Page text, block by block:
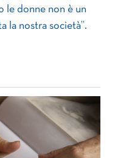
le donne non è un
la nostra società”.